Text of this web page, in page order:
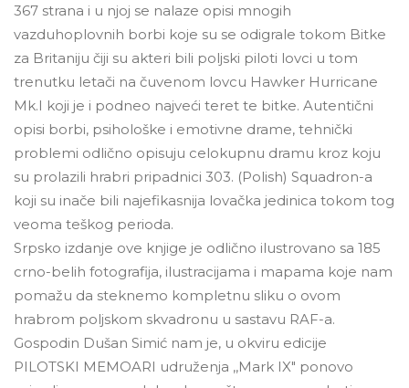
367 strana i u njoj se nalaze opisi mnogih
vazduhoplovnih borbi koje su se odigrale tokom Bitke
za Britaniju čiji su akteri bili poljski piloti lovci u tom
trenutku letači na čuvenom lovcu Hawker Hurricane
Mk.I koji je i podneo najveći teret te bitke. Autentični
opisi borbi, psihološke i emotivne drame, tehnički
problemi odlično opisuju celokupnu dramu kroz koju
su prolazili hrabri pripadnici 303. (Polish) Squadron-a
koji su inače bili najefikasnija lovačka jedinica tokom tog
veoma teškog perioda.
Srpsko izdanje ove knjige je odlično ilustrovano sa 185
crno-belih fotografija, ilustracijama i mapama koje nam
pomažu da steknemo kompletnu sliku o ovom
hrabrom poljskom skvadronu u sastavu RAF-a.
Gospodin Dušan Simić nam je, u okviru edicije
PILOTSKI MEMOARI udruženja ,,Mark IX" ponovo